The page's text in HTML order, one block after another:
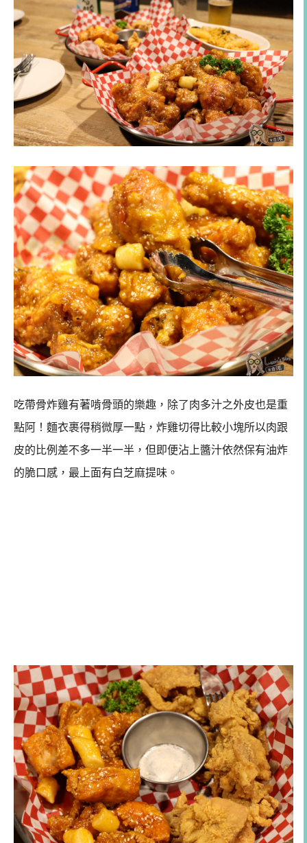
吃帶骨炸雞有著啃骨頭的樂趣，除了肉多汁之外皮也是重
點阿！麵衣裹得稍微厚一點，炸雞切得比較小塊所以肉跟
皮的比例差不多一半一半，但即便沾上醬汁依然保有油炸
的脆口感，最上面有白芝麻提味。